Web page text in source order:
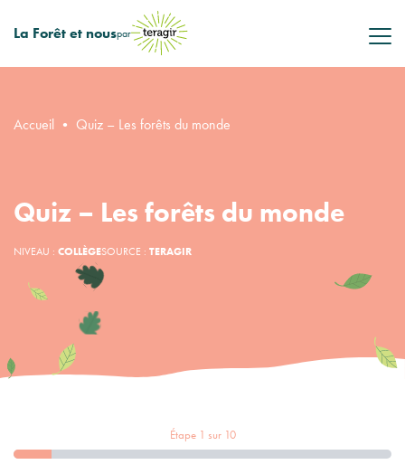
La Forêt et nouspar
Accueil • Quiz – Les forêts du monde
Quiz – Les forêts du monde
NIVEAU : COLLÈGESOURCE : TERAGIR
Étape 1 sur 10